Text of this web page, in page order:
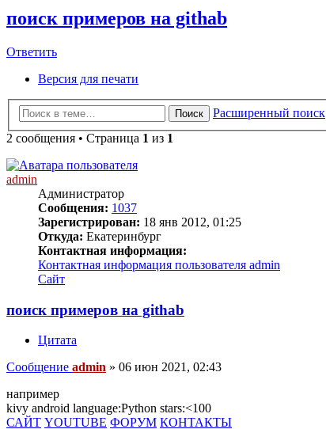
поиск примеров на githab
Ответить
Версия для печати
Поиск
Расширенный поиск
2 сообщения • Страница 1 из 1
admin
Администратор
Сообщения: 1037
Зарегистрирован: 18 янв 2012, 01:25
Откуда: Екатеринбург
Контактная информация:
Контактная информация пользователя admin
Сайт
поиск примеров на githab
Цитата
Сообщение admin » 06 июн 2021, 02:43
например
kivy android language:Python stars:<100
САЙТ YOUTUBE ФОРУМ КОНТАКТЫ